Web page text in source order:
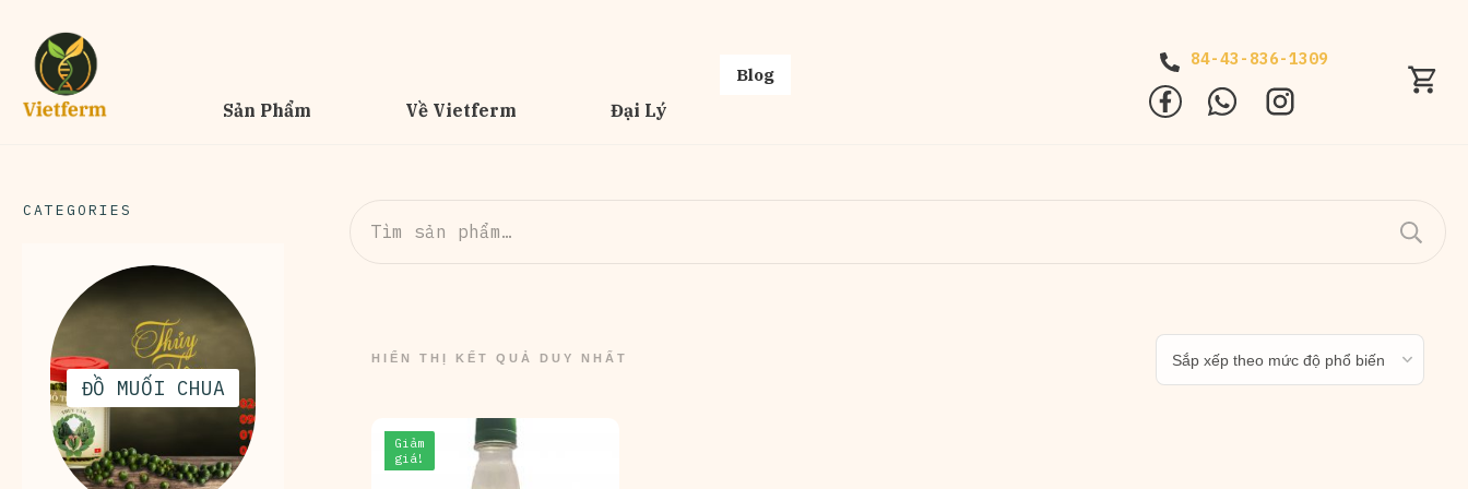
Sản Phẩm Về Vietferm Đại Lý
Blog
84-43-836-1309
Tìm
HIỂN THỊ KẾT QUẢ DUY NHẤT
Giảm
giá!
CATEGORIES
ĐỒ MUỐI CHUA